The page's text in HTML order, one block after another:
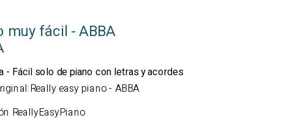
muy fácil - ABBA
- Fácil solo de piano con letras y acordes
easy piano - ABBA
ReallyEasyPiano